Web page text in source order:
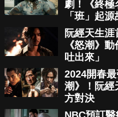
劇！《終極
「班」起
阮經天生涯
《怒潮》
吐出來」
2024開春
潮》！阮經
方對決